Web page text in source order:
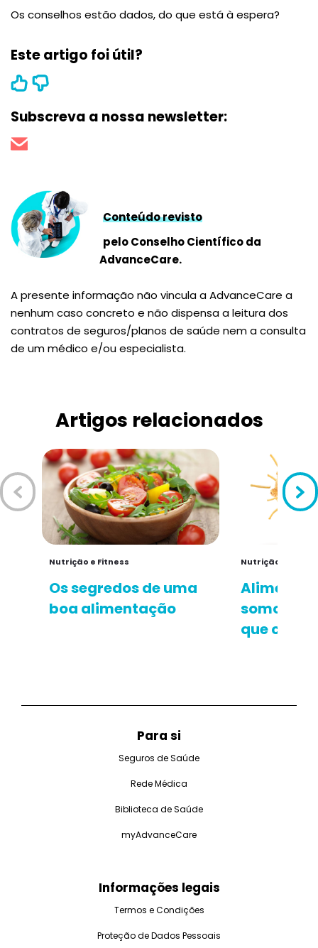
Os conselhos estão dados, do que está à espera?
Este artigo foi útil?
Subscreva a nossa newsletter:
Conteúdo revisto
pelo Conselho Científico da
AdvanceCare.
A presente informação não vincula a AdvanceCare a
nenhum caso concreto e não dispensa a leitura dos
contratos de seguros/planos de saúde nem a consulta
de um médico e/ou especialista.
Artigos relacionados
Nutrição e Fitness
Os segredos de uma
boa alimentação
Nutrição e
somos
que
Para si
Seguros de Saúde
Rede Médica
Biblioteca de Saúde
myAdvanceCare
Informações legais
Termos e Condições
Proteção de Dados Pessoais